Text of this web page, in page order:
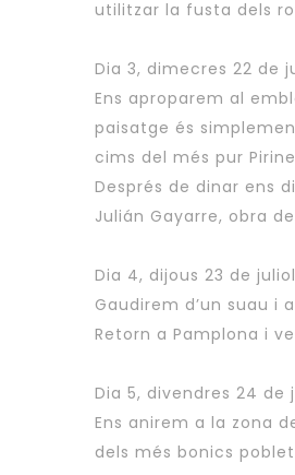
utilitzar la fusta dels
Dia 3, dimecres 22 de
Ens aproparem al
paisatge és
cims del més pur
Després de dinar ens
Julián Gayarre, obra
Dia 4, dijous 23 de
Gaudirem d’un suau i
Retorn a Pamplona i
Dia 5, divendres 24 de
Ens anirem a la zona
dels més bonics